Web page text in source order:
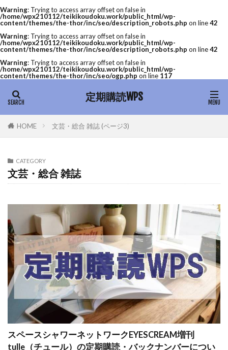
Warning: Trying to access array offset on false in
/home/wpx210112/teikikoudoku.work/public_html/wp-
content/themes/the-thor/inc/seo/description_robots.php on line42
Warning: Trying to access array offset on false in
/home/wpx210112/teikikoudoku.work/public_html/wp-
content/themes/the-thor/inc/seo/description_robots.php on line42
Warning: Trying to access array offset on false in
/home/wpx210112/teikikoudoku.work/public_html/wp-
content/themes/the-thor/inc/seo/ogp.php on line 117
定期購読WPS
HOME 文芸・総合 雑誌 (ページ3)
CATEGORY
文芸・総合 雑誌
スペースシャワーネットワークEYESCREAM増刊
tulle（チュール）の定期購読・バックナンバーについ